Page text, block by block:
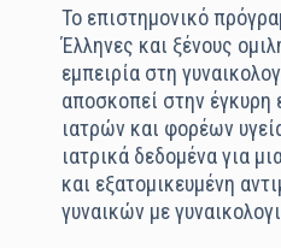
Το επιστημονικό
Έλληνες και ξένους
εμπειρία στη
αποσκοπεί στην
ιατρών και φορέων
ιατρικά δεδομένα για
και εξατομικευμένη
γυναικών με